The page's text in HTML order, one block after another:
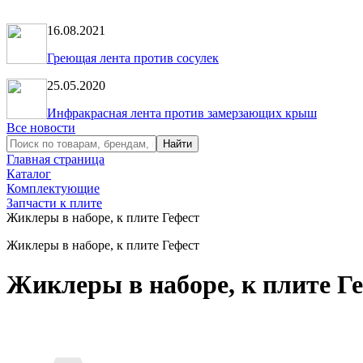
16.08.2021
Греющая лента против сосулек
25.05.2020
Инфракрасная лента против замерзающих крыш
Все новости
Главная страница
Каталог
Комплектующие
Запчасти к плите
Жиклеры в наборе, к плите Гефест
Жиклеры в наборе, к плите Гефест
Жиклеры в наборе, к плите